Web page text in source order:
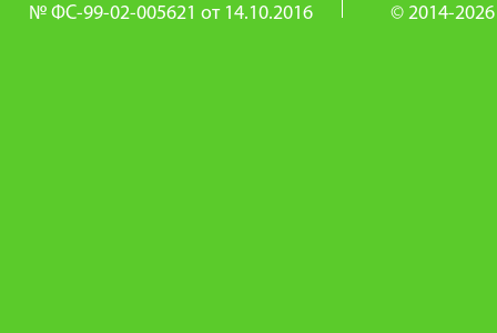
№ ФС-99-02-005621 от 14.10.2016
© 2014-